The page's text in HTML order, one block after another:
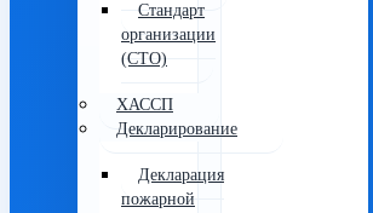
Стандарт
организации
(СТО)
ХАССП
Декларирование
Декларация
пожарной